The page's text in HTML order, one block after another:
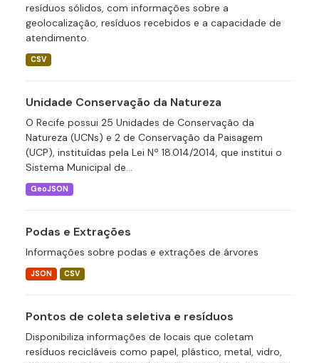
resíduos sólidos, com informações sobre a
geolocalização, resíduos recebidos e a capacidade de
atendimento.
CSV
Unidade Conservação da Natureza
O Recife possui 25 Unidades de Conservação da
Natureza (UCNs) e 2 de Conservação da Paisagem
(UCP), instituídas pela Lei Nº 18.014/2014, que institui o
Sistema Municipal de...
GeoJSON
Podas e Extrações
Informações sobre podas e extrações de árvores
JSON CSV
Pontos de coleta seletiva e resíduos
Disponibiliza informações de locais que coletam
resíduos recicláveis como papel, plástico, metal, vidro,